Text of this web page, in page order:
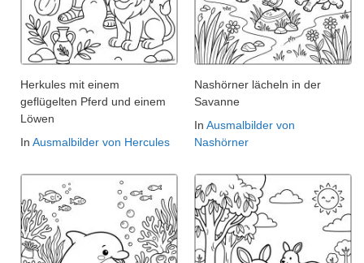
Herkules mit einem
geflügelten Pferd und einem
Löwen
In Ausmalbilder von Hercules
Nashörner lächeln in der
Savanne
In Ausmalbilder von
Nashörner